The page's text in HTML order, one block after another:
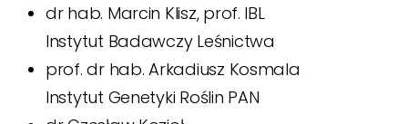
dr hab. Marcin Klisz, prof. IBL
Instytut Badawczy Leśnictwa
prof. dr hab. Arkadiusz Kosmala
Instytut Genetyki Roślin PAN